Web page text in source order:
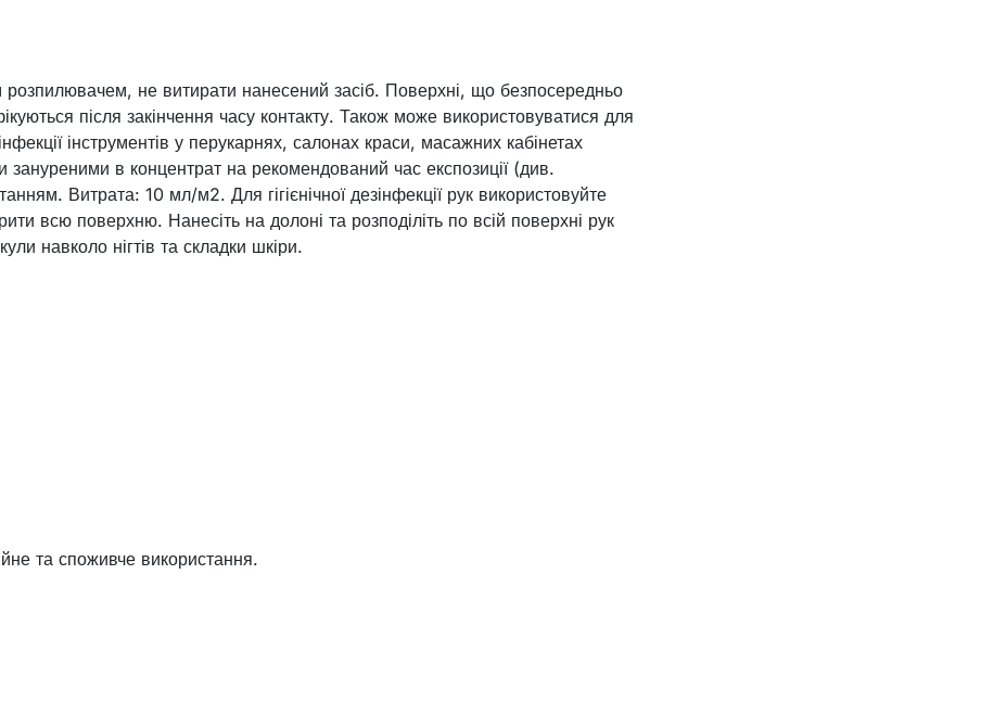
розпилювачем, не витирати нанесений засіб. Поверхні, що безпосередньо
після закінчення часу контакту. Також може використовуватися для
інструментів у перукарнях, салонах краси, масажних кабінетах
зануреними в концентрат на рекомендований час експозиції (див.
Витрата: 10 мл/м2. Для гігієнічної дезінфекції рук використовуйте
всю поверхню. Нанесіть на долоні та розподіліть по всій поверхні рук
навколо нігтів та складки шкіри.
та споживче використання.